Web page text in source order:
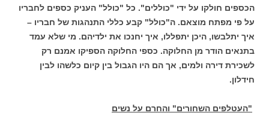
הכספים חולקו על ידי "כוללים". כל "כולל" העניק כספים לחבריו
על פי מפתח מוצאם. ה"כולל" קבע כללי התנהגות של חבריו –
איך יתלבשו, היכן יתפללו, איך יחנכו את ילדיהם. מי שלא עמד
בתנאים הודר מן החלוקה. כספי החלוקה הספיקו אמנם רק
לשכירת דירה ולמים, אך הם היו הגבול בין קיום כלשהו לבין
חידלון.
"העטלפים השחורים" והחרם על נשים